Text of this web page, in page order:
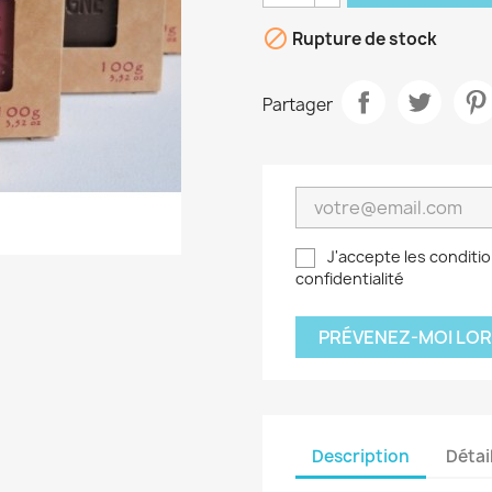
 Rupture de stock
Partager
J'accepte les
confidentialité
PRÉVENEZ-MOI
Description